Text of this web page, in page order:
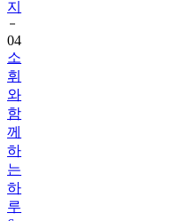
04
소
휘
와
함
께
하
는
하
루
6
천